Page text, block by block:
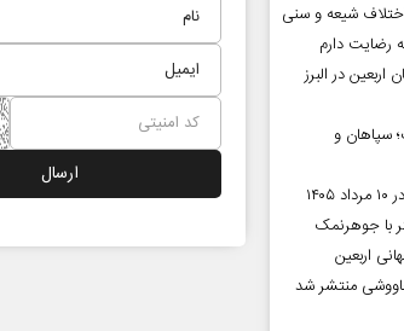
شیعه و سنی
رضایت دارم
در البرز
سپاهان و
با جوهرنمک
اربعین
منتشر شد